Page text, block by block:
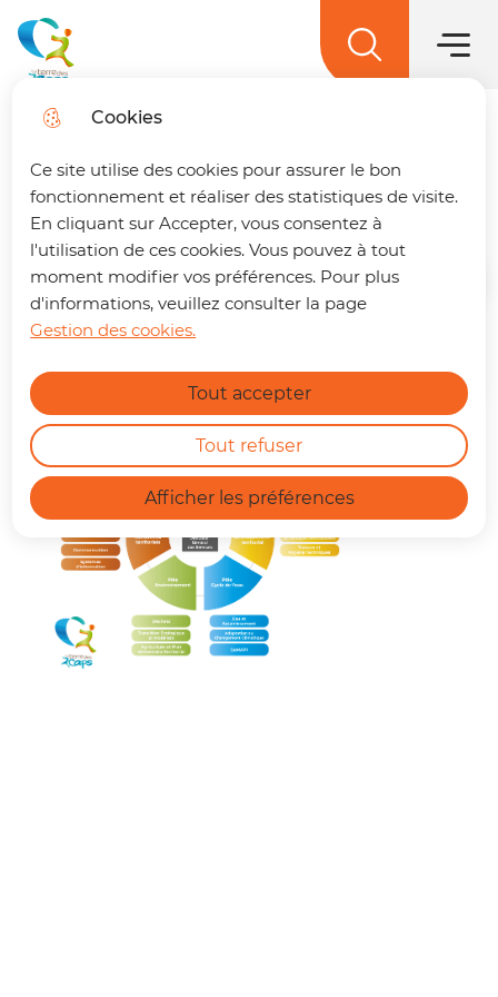
Cookies
Ce site utilise des cookies pour assurer le bon
fonctionnement et réaliser des statistiques de visite.
En cliquant sur Accepter, vous consentez à
l'utilisation de ces cookies. Vous pouvez à tout
moment modifier vos préférences. Pour plus
d'informations, veuillez consulter la page
Gestion des cookies.
Afficher les préférences
Tout accepter
Tout refuser
Aller
au
menu
contenu
principal
Aller au
sitemap
🚌 Vos déplacements simplifiés sur La
terre des 2 caps !Un trajet à préparer ?
Retrouvez dès maintenant notre nouvelle
page dédiée à la mobilité. En quelques clics,
vous pouvez :
Connaître l'horaire du prochain bus à
votre arrêt.
Consulter les tracés et fiches horaires
https://terredes2caps.fr/trouver-son-trajet
En savoir plus
La terre des 2 caps Menu
services